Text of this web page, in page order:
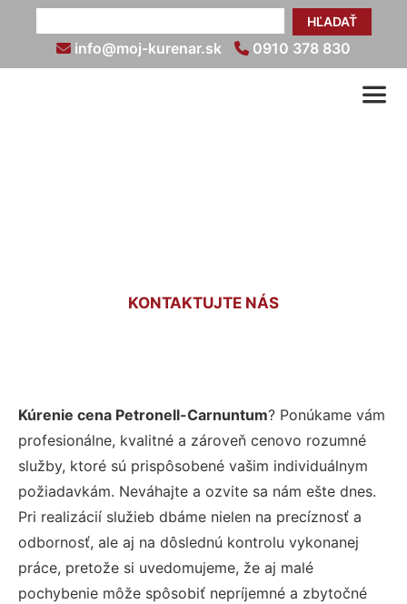
HĽADAŤ
info@moj-kurenar.sk 0910 378 830
KONTAKTUJTE NÁS
Kúrenie cena Petronell-Carnuntum? Ponúkame vám
profesionálne, kvalitné a zároveň cenovo rozumné
služby, ktoré sú prispôsobené vašim individuálnym
požiadavkám. Neváhajte a ozvite sa nám ešte dnes.
Pri realizácií služieb dbáme nielen na precíznosť a
odbornosť, ale aj na dôslednú kontrolu vykonanej
práce, pretože si uvedomujeme, že aj malé
pochybenie môže spôsobiť nepríjemné a zbytočné